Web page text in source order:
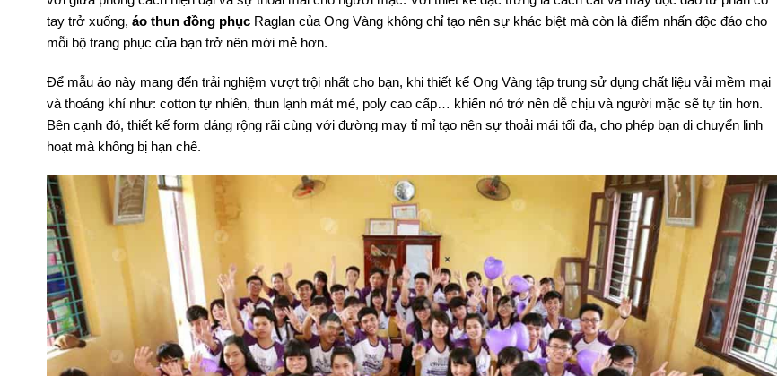
tay trở xuống, áo thun đồng phục Raglan của Ong Vàng không chỉ tạo nên sự khác biệt mà còn là điểm nhấn độc đáo cho
mỗi bộ trang phục của bạn trở nên mới mẻ hơn.
Để mẫu áo này mang đến trải nghiệm vượt trội nhất cho bạn, khi thiết kế Ong Vàng tập trung sử dụng chất liệu vải mềm mại
và thoáng khí như: cotton tự nhiên, thun lạnh mát mẻ, poly cao cấp… khiến nó trở nên dễ chịu và người mặc sẽ tự tin hơn.
Bên cạnh đó, thiết kế form dáng rộng rãi cùng với đường may tỉ mỉ tạo nên sự thoải mái tối đa, cho phép bạn di chuyển linh
hoạt mà không bị hạn chế.